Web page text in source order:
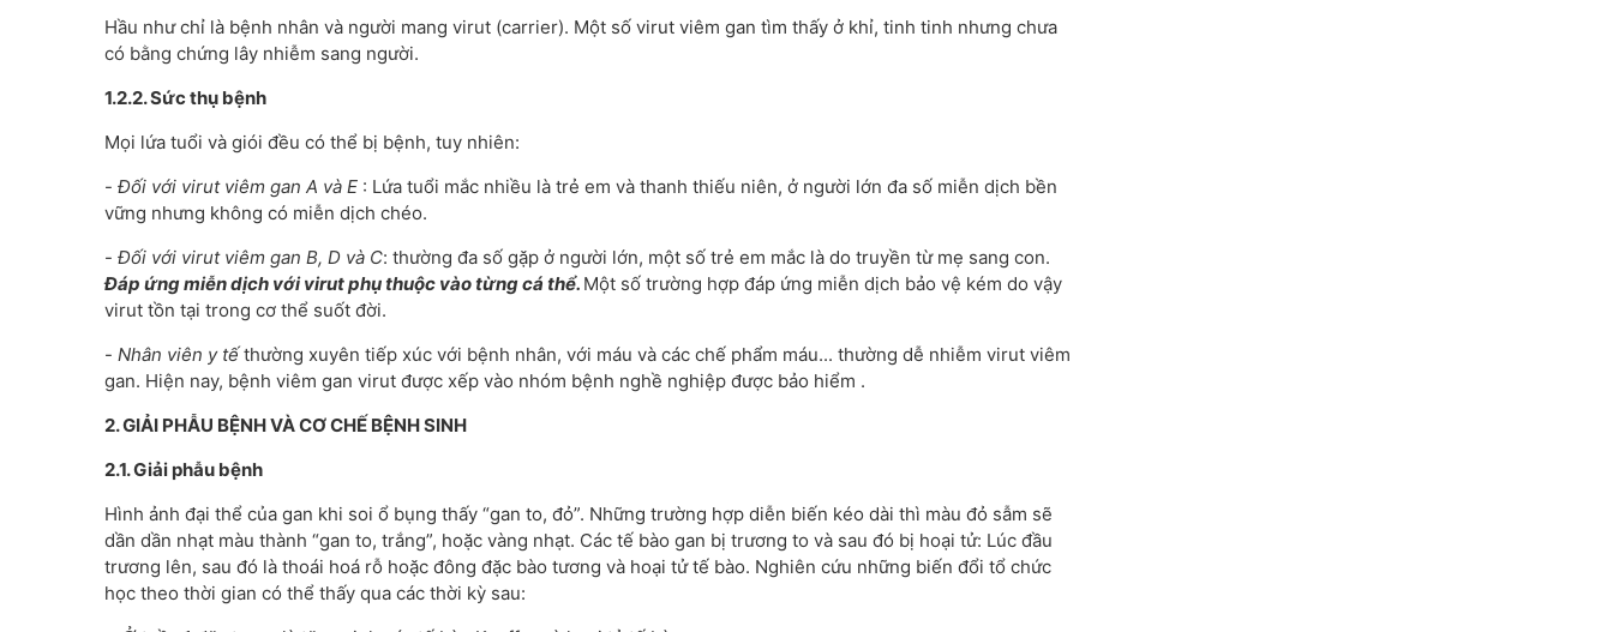
Hầu như chỉ là bệnh nhân và người mang virut (carrier). Một số virut viêm gan tìm thấy ở khỉ, tinh tinh nhưng chưa
có bằng chứng lây nhiễm sang người.
1.2.2. Sức thụ bệnh
Mọi lứa tuổi và giói đều có thể bị bệnh, tuy nhiên:
- Đối với virut viêm gan A và E : Lứa tuổi mắc nhiều là trẻ em và thanh thiếu niên, ở người lớn đa số miễn dịch bền
vững nhưng không có miễn dịch chéo.
- Đối với virut viêm gan B, D và C: thường đa số gặp ở người lớn, một số trẻ em mắc là do truyền từ mẹ sang con.
Đáp ứng miễn dịch với virut phụ thuộc vào từng cá thể. Một số trường hợp đáp ứng miễn dịch bảo vệ kém do vậy
virut tồn tại trong cơ thể suốt đời.
- Nhân viên y tếthường xuyên tiếp xúc với bệnh nhân, với máu và các chế phẩm máu... thường dễ nhiễm virut viêm
gan. Hiện nay, bệnh viêm gan virut được xếp vào nhóm bệnh nghề nghiệp được bảo hiểm .
2. GIẢI PHẪU BỆNH VÀ CƠ CHẾ BỆNH SINH
2.1. Giải phẫu bệnh
Hình ảnh đại thể của gan khi soi ổ bụng thấy “gan to, đỏ”. Những trường hợp diễn biến kéo dài thì màu đỏ sẫm sẽ
dần dần nhạt màu thành “gan to, trắng”, hoặc vàng nhạt. Các tế bào gan bị trương to và sau đó bị hoại tử: Lúc đầu
trương lên, sau đó là thoái hoá rỗ hoặc đông đặc bào tương và hoại tử tế bào. Nghiên cứu những biến đổi tổ chức
học theo thời gian có thể thấy qua các thời kỳ sau: